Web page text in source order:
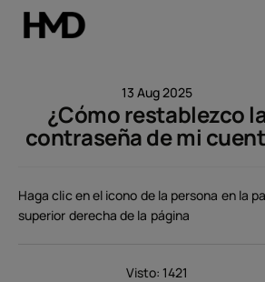
Smartphones
Accesorios
Ofertas
13 Aug 2025
¿Cómo restablezco
contraseña de mi
Haga clic en el icono de la persona en la
superior derecha de la página
Visto: 1421